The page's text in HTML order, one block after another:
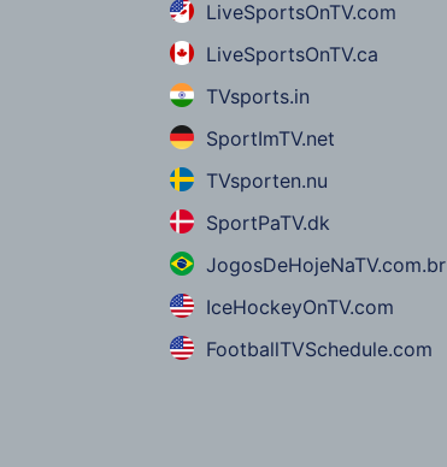
LiveSportsOnTV.com
LiveSportsOnTV.ca
TVsports.in
SportImTV.net
TVsporten.nu
SportPaTV.dk
JogosDeHojeNaTV.com.br
IceHockeyOnTV.com
FootballTVSchedule.com